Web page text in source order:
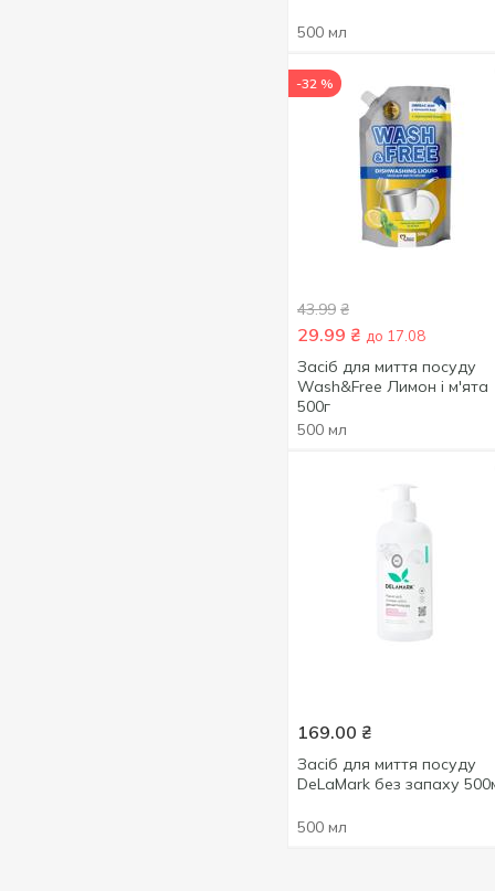
500 мл
-32 %
43.99 ₴
29.99 ₴ до 17.08
Засіб для миття посуду
Wash&Free Лимон і м'ята
500г
500 мл
169.00 ₴
Засіб для миття посуду
DeLaMark без запаху
500 мл